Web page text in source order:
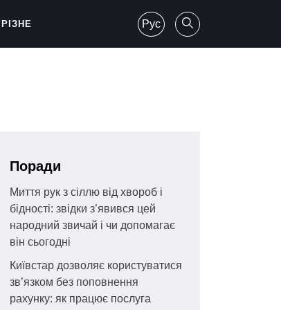
РІЗНЕ Рус
Поради
Миття рук з сіллю від хвороб і
бідності: звідки з’явився цей
народний звичай і чи допомагає
він сьогодні
Київстар дозволяє користуватися
зв’язком без поповнення
рахунку: як працює послуга